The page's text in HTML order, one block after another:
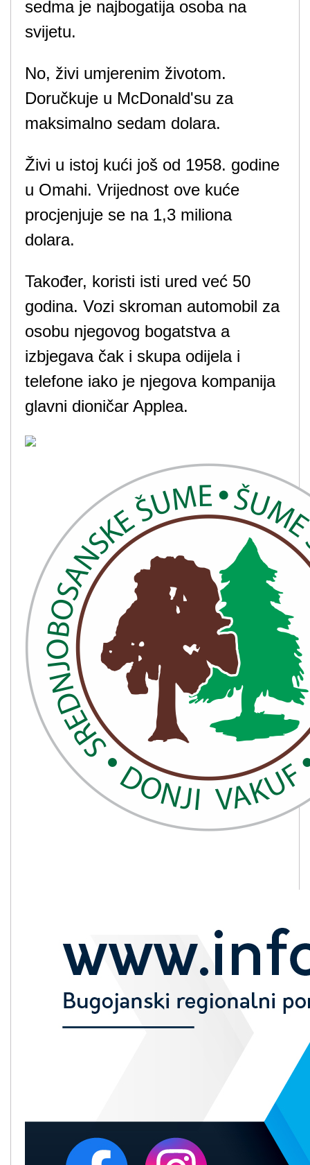
sedma je najbogatija osoba na
svijetu.
No, živi umjerenim životom.
Doručkuje u McDonald'su za
maksimalno sedam dolara.
Živi u istoj kući još od 1958. godine
u Omahi. Vrijednost ove kuće
procjenjuje se na 1,3 miliona
dolara.
Također, koristi isti ured već 50
godina. Vozi skroman automobil za
osobu njegovog bogatstva a
izbjegava čak i skupa odijela i
telefone iako je njegova kompanija
glavni dioničar Applea.